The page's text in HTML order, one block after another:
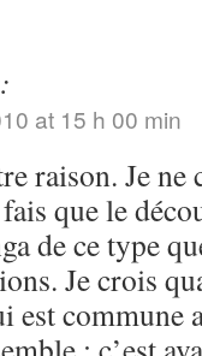
at 15 h 00 min
raison. Je ne
que le
de ce type
Je crois
est commune